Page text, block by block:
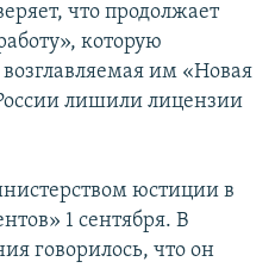
что продолжает
которую
им «Новая
лишили лицензии
юстиции в
1 сентября. В
говорилось, что он